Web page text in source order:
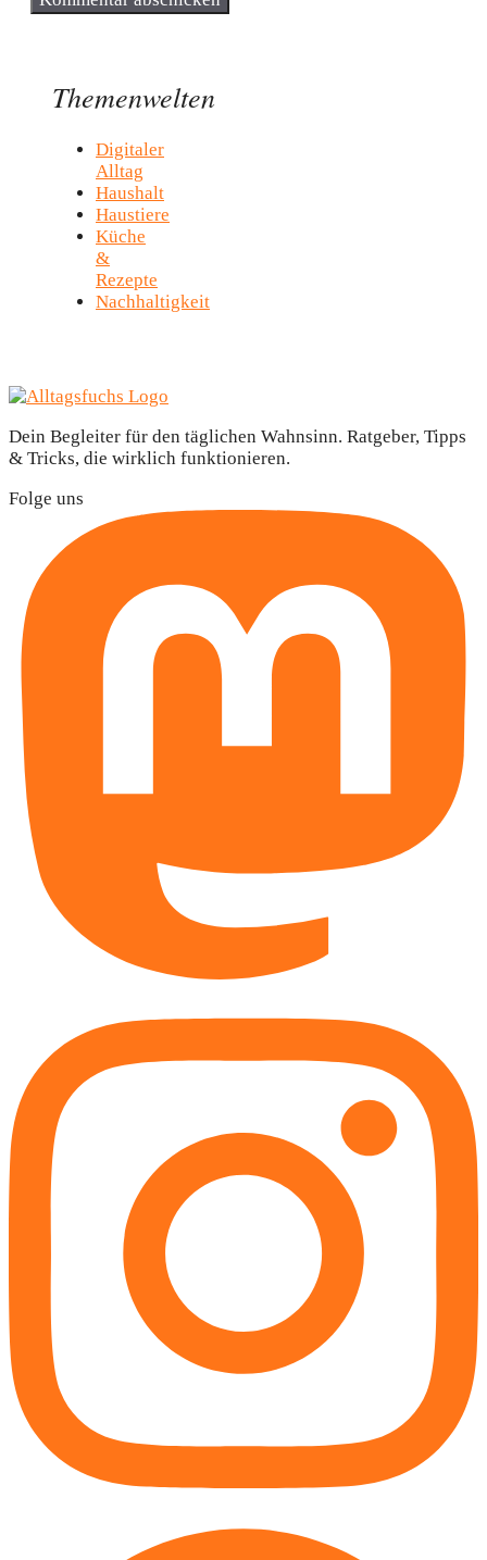
Themenwelten
Digitaler
Alltag
Haushalt
Haustiere
Küche
&
Rezepte
Nachhaltigkeit
Dein Begleiter für den täglichen Wahnsinn. Ratgeber, Tipps
& Tricks, die wirklich funktionieren.
Folge uns